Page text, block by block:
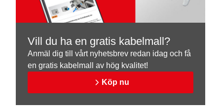
Vill du ha en gratis kabelmall?
Anmäl dig till vårt nyhetsbrev redan idag och få
en gratis kabelmall av hög kvalitet!
Köp nu